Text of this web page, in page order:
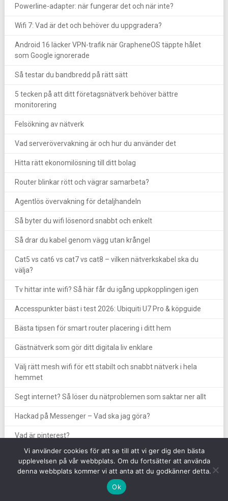
Powerline-adapter: när fungerar det och när inte?
Wifi 7: Vad är det och behöver du uppgradera?
Android 16 läcker VPN-trafik när GrapheneOS täppte hålet
som Google ignorerade
Så testar du bandbredd på rätt sätt
5 tecken på att ditt företagsnätverk behöver bättre
monitorering
Felsökning av nätverk
Vad serverövervakning är och hur du använder det
Hitta rätt ekonomilösning till ditt bolag
Router blinkar rött och vägrar samarbeta?
Agentlös övervakning för detaljhandeln
Så byter du wifi lösenord snabbt och enkelt
Så drar du kabel genom vägg utan krångel
Cat5 vs cat6 vs cat7 vs cat8 – vilken nätverkskabel ska du
välja?
Tv hittar inte wifi? Så här får du igång uppkopplingen igen
Accesspunkter bäst i test 2026: Ubiquiti U7 Pro & köpguide
Bästa tipsen för smart router placering i ditt hem
Gästnätverk som gör ditt digitala liv enklare
Välj rätt mesh wifi för ett stabilt och snabbt nätverk i hela
hemmet
Segt internet? Så löser du nätproblemen som saktar ner allt
Hackad på Messenger – Vad ska jag göra?
Vad är pinterest?
Copyright © intellipool.se
Vi använder cookies för att se till att vi ger dig den bästa
upplevelsen på vår webbplats. Om du fortsätter att använda
denna webbplats kommer vi att anta att du godkänner detta.
Ok